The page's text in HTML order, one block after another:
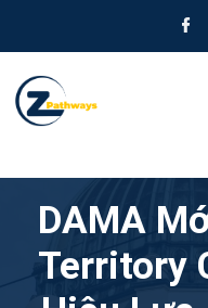
DAMA
Territory